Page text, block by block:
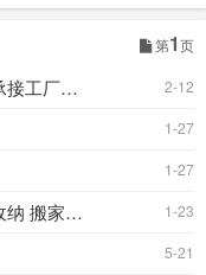
第1页
田阳霖颉家政提供居家日常全屋保洁、承接工厂保洁外包 2-12
1-27
1-27
百色整理收纳师衣橱整理收纳全屋整理收纳 搬家整理收 1-23
5-21